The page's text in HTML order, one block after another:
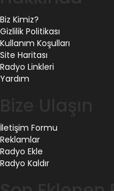
Biz Kimiz?
Gizlilik Politikası
Kullanım Koşulları
Site Haritası
Radyo Linkleri
Yardım
İletişim Formu
Reklamlar
Radyo Ekle
Radyo Kaldır